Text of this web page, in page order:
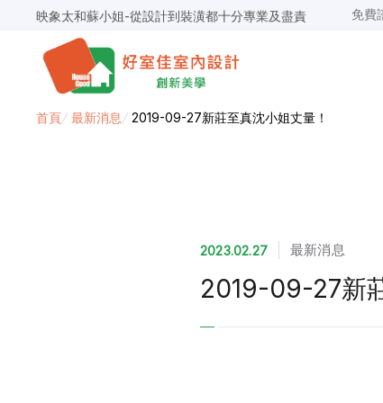
映象太和蘇小姐-從設計到裝潢都十分專業及盡責
超級F1歐小姐-設計跟材料的品質都很優質，建議實用
說明仔細流程順暢，注意施工上細節，施工團隊專業細心
毛胚屋裝修推薦，設計師與工務完美配合，效果非常滿意
春城越蔡先生-設計師溝通規劃完善，整體來說相當滿意
免費
首頁/ 最新消息 / 2019-09-27新莊至真沈小姐丈量！
2023.02.27 最新消息
2019-09-27新